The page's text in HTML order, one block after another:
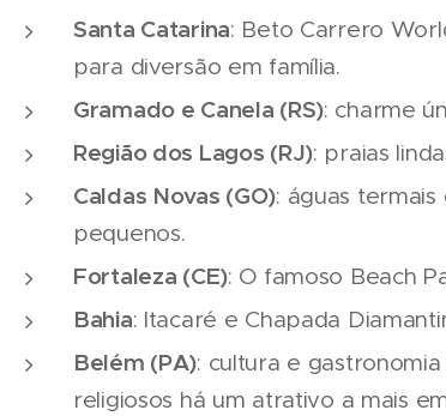
Santa Catarina: Beto Carrero
para diversão em família.
Gramado e Canela (RS): charme
Região dos Lagos (RJ): praias
Caldas Novas (GO): águas
pequenos.
Fortaleza (CE): O famoso Beach
Bahia: Itacaré e Chapada
Belém (PA): cultura e
religiosos há um atrativo a mais